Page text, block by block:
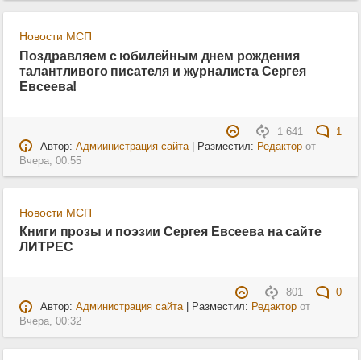
Новости МСП
Поздравляем с юбилейным днем рождения
талантливого писателя и журналиста Сергея
Евсеева!
1 641
1
Автор: Адмиинистрация сайта| Разместил: Редакторот
Вчера, 00:55
Новости МСП
Книги прозы и поэзии Сергея Евсеева на сайте
ЛИТРЕС
801
0
Автор: Администрация сайта| Разместил: Редакторот
Вчера, 00:32